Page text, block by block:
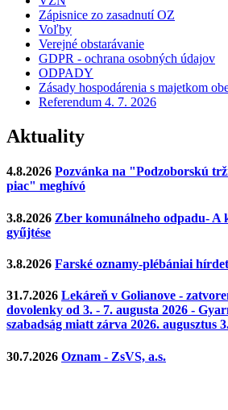
Zápisnice zo zasadnutí OZ
Voľby
Verejné obstarávanie
GDPR - ochrana osobných údajov
ODPADY
Zásady hospodárenia s majetkom
Referendum 4. 7. 2026
Aktuality
4.8.2026 Pozvánka na "Podzoborskú
piac" meghívó
3.8.2026 Zber komunálneho odpadu- A
gyűjtése
3.8.2026 Farské oznamy-plébániai
31.7.2026 Lekáreň v Golianove -
dovolenky od 3. - 7. augusta 2026 -
szabadság miatt zárva 2026. augusztus
30.7.2026 Oznam - ZsVS, a.s.